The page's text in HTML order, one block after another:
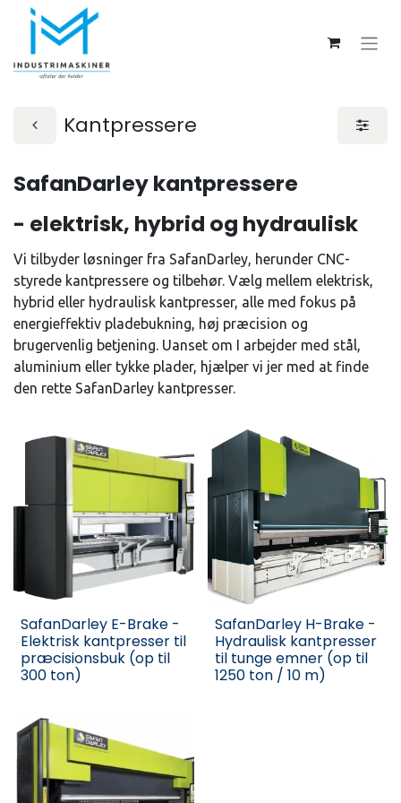
Kantpressere
SafanDarley kantpressere
- elektrisk, hybrid og hydraulisk
Vi tilbyder løsninger fra SafanDarley, herunder CNC-
styrede kantpressere og tilbehør. Vælg mellem elektrisk,
hybrid eller hydraulisk kantpresser, alle med fokus på
energieffektiv pladebukning, høj præcision og
brugervenlig betjening. Uanset om I arbejder med stål,
aluminium eller tykke plader, hjælper vi jer med at finde
den rette SafanDarley kantpresser.
SafanDarley E-Brake -
Elektrisk kantpresser til
præcisionsbuk (op til
300 ton)
SafanDarley H-Brake -
Hydraulisk kantpresser
til tunge emner (op til
1250 ton / 10 m)